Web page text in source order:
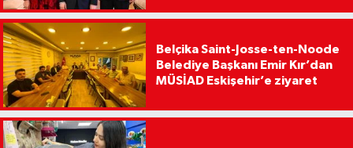
Belçika Saint-Josse-ten-Noode
Belediye Başkanı Emir Kır’dan
MÜSİAD Eskişehir’e ziyaret